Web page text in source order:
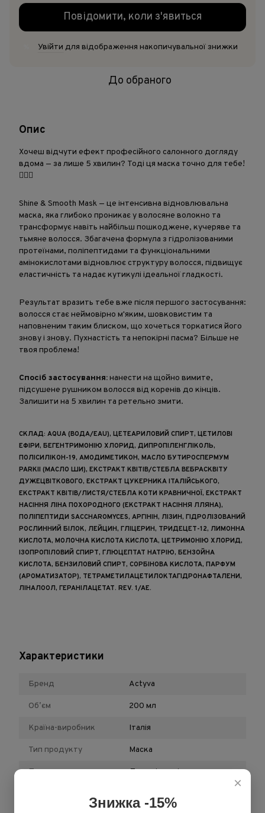
Повідомити, коли з'явиться
Увійти для відображення накопичувальної знижки
До обраного
Опис
Хочеш відчути ефект професійного салонного догляду
вдома — за лише 5 хвилин? Тоді ця маска точно для тебе!
💆‍♀️✨
Shine & Smooth Mask — це інтенсивна відновлювальна
маска, яка глибоко проникає у волосяне волокно та
трансформує навіть найбільш пошкоджене, кучеряве та
тьмяне волосся. Збагачена формула з гідролізованими
протеїнами, поліпептидами та функціональними
амінокислотами відновлює структуру волосся, підвищує
еластичність та надає кутикулі ідеальної гладкості.
Результат вразить тебе вже після першого застосування:
волосся стає неймовірно м'яким, шовковистим та
наповненим таким блиском, що хочеться торкатися його
знову і знову. Пухнастість та непокірні пасма? Більше не
твоя проблема!
Спосіб застосування:нанести на щойно вимите,
підсушене рушником волосся від коренів до кінців.
Залишити на 5 хвилин та ретельно змити.
СКЛАД: AQUA (ВОДА/EAU), ЦЕТЕАРИЛОВИЙ СПИРТ, ЦЕТИЛОВІ
ЕФІРИ, БЕГЕНТРИМОНІЮ ХЛОРИД, ДИПРОПІЛЕНГЛІКОЛЬ,
ПОЛІСИЛІКОН-19, АМОДИМЕТИКОН, МАСЛО БУТИРОСПЕРМУМ
PARKII (МАСЛО ШИ), ЕКСТРАКТ КВІТІВ/СТЕБЛА ВЕБРАСКВІТУ
ДУЖЕЦВІТКОВОГО, ЕКСТРАКТ ЦУКЕРНИКА ІТАЛІЙСЬКОГО,
ЕКСТРАКТ КВІТІВ/ЛИСТЯ/СТЕБЛА КОТИ КРАВНИЧНОЇ, ЕКСТРАКТ
НАСІННЯ ЛІНА ПОХОРОДНОГО (ЕКСТРАКТ НАСІННЯ ЛЛЯНА),
ПОЛІПЕПТИДИ SACCHAROMYCES, АРГІНІН, ЛІЗИН, ГІДРОЛІЗОВАНИЙ
РОСЛИННИЙ БІЛОК, ЛЕЙЦИН, ГЛІЦЕРИН, ТРИДЕЦЕТ-12, ЛИМОННА
КИСЛОТА, МОЛОЧНА КИСЛОТА КИСЛОТА, ЦЕТРИМОНІЮ ХЛОРИД,
ІЗОПРОПІЛОВИЙ СПИРТ, ГЛЮЦЕПТАТ НАТРІЮ, БЕНЗОЙНА
КИСЛОТА, БЕНЗИЛОВИЙ СПИРТ, СОРБІНОВА КИСЛОТА, ПАРФУМ
(АРОМАТИЗАТОР), ТЕТРАМЕТИЛАЦЕТИЛОКТАГІДРОНАФТАЛЕНИ,
ЛІНАЛООЛ, ГЕРАНІЛАЦЕТАТ. REV. 1/AE.
Характеристики
Бренд Actyva
Обʼєм 200 мл
Країна-виробник Італія
Тип продукту Маска
Призначення Для всіх типів волосся
×
Знижка -15%